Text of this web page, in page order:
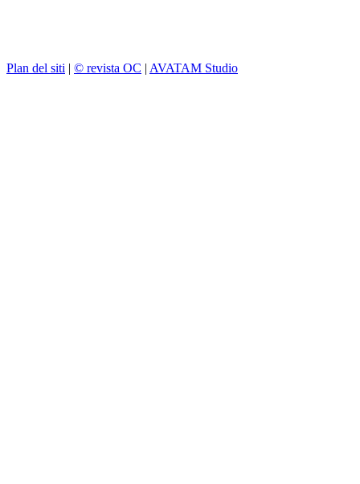
Plan del siti | © revista OC | AVATAM Studio